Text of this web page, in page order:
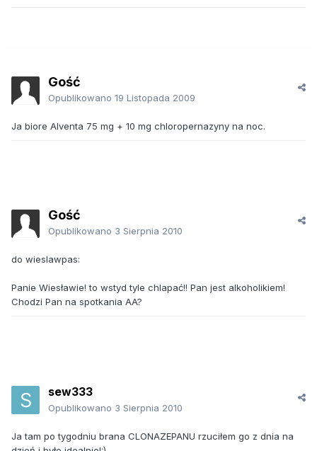
Gość
Opublikowano 19 Listopada 2009
Ja biore Alventa 75 mg + 10 mg chloropernazyny na noc.
Gość
Opublikowano 3 Sierpnia 2010
do wieslawpas:
Panie Wiesławie! to wstyd tyle chlapać!! Pan jest alkoholikiem!
Chodzi Pan na spotkania AA?
sew333
Opublikowano 3 Sierpnia 2010
Ja tam po tygodniu brana CLONAZEPANU rzuciłem go z dnia na